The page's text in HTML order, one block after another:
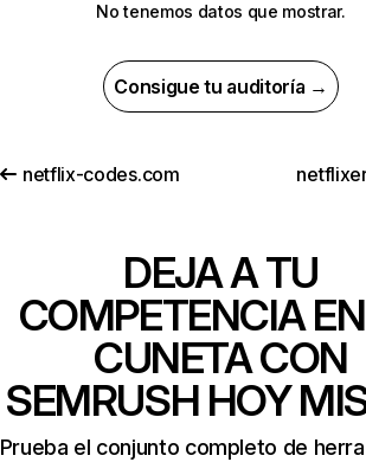
No tenemos datos que mostrar.
Consigue tu auditoría →
netflix-codes.com
DEJA A TU
COMPETENCIA
CUNETA CON
SEMRUSH HOY
Prueba el conjunto completo de